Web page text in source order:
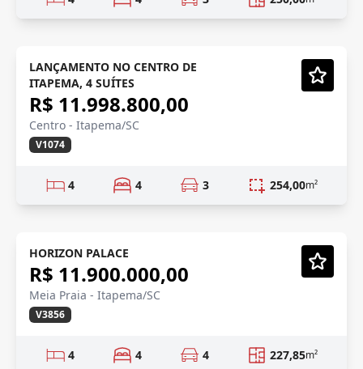
LANÇAMENTO
Vídeo
Em Construção
LANÇAMENTO NO CENTRO DE
ITAPEMA, 4 SUÍTES
R$ 11.998.800,00
Centro - Itapema/SC
V1074
4 4 3 254,00m²
DECORADO/PRONTO
Vídeo
Mobiliado
HORIZON PALACE
R$ 11.900.000,00
Meia Praia - Itapema/SC
V3856
4 4 4 227,85m²